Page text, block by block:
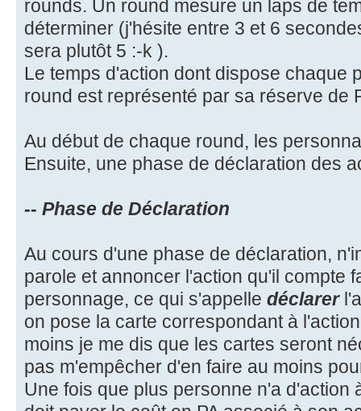
rounds. Un round mesure un laps de
déterminer (j'hésite entre 3 et 6
sera plutôt 5 :-k ).
Le temps d'action dont dispose chaque
round est représenté par sa réserve de
Au début de chaque round, les
Ensuite, une phase de déclaration des
-- Phase de Déclaration
Au cours d'une phase de déclaration,
parole et annoncer l'action qu'il compte
personnage, ce qui s'appelle déclarer
on pose la carte correspondant à
moins je me dis que les cartes seront
pas m'empêcher d'en faire au moins
Une fois que plus personne n'a d'action